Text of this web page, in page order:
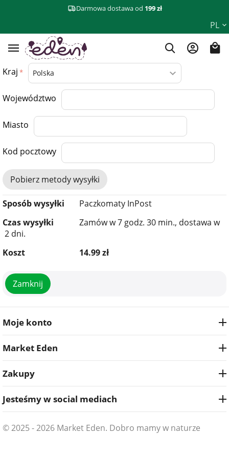
Darmowa dostawa od 199 zł
PL
Kraj
Województwo
Miasto
Kod pocztowy
Pobierz metody wysyłki
Sposób wysyłki
Paczkomaty InPost
Czas wysyłki
Zamów w 7 godz. 30 min., dostawa w​​
2 dni.
Koszt
14.99zł
Zamknij
Moje konto
Market Eden
Zakupy
Jesteśmy w social mediach
© 2025 - 2026 Market Eden. Dobro mamy w naturze